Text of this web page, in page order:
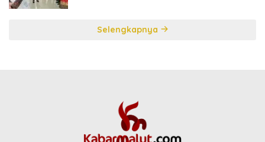
Selengkapnya